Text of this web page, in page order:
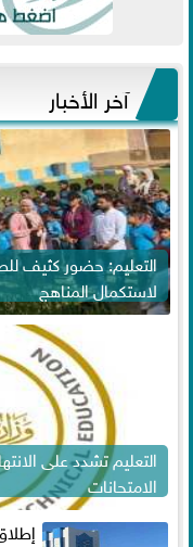
آخر الأخبار
التعليم: حضور كثيف
لاستكمال المناهج
الامتحانات